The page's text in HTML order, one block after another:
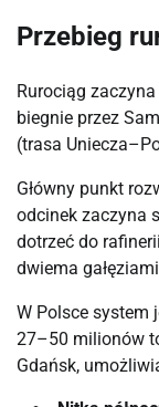
Przebieg
Rurociąg
biegnie przez
(trasa
Główny punkt
odcinek zaczyna
dotrzeć do
dwiema
W Polsce system
27–50 milionów
Gdańsk,